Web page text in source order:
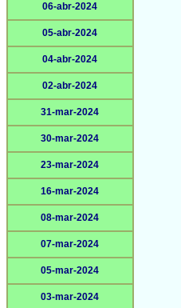
06-abr-2024
05-abr-2024
04-abr-2024
02-abr-2024
31-mar-2024
30-mar-2024
23-mar-2024
16-mar-2024
08-mar-2024
07-mar-2024
05-mar-2024
03-mar-2024